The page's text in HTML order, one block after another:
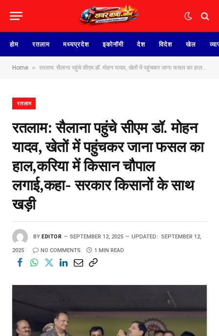
होम रतलाम मध्यप्रदेश इकोनॉमी देश विदेश खेल
Home » रतलाम: सैलाना पहुंचे सीएम डॉ. मोहन यादव, खेतों में पहुंचकर जाना फसल‌ का हाल,करिया में किसान चौपाल लगाई,कहा- सरकार किसानों के साथ खड़ी
रतलाम
रतलाम: सैलाना पहुंचे सीएम डॉ. मोहन
यादव, खेतों में पहुंचकर जाना फसल‌ का
हाल,करिया में किसान चौपाल
लगाई,कहा- सरकार किसानों के साथ
खड़ी
BY EDITOR SEPTEMBER 12, 2025 UPDATED: SEPTEMBER 12,
2025 NO COMMENTS 1 MIN READ